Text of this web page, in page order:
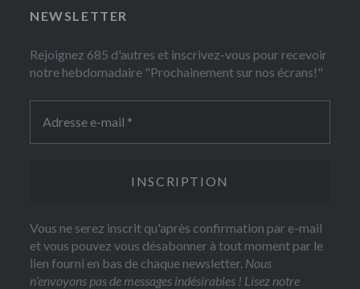
NEWSLETTER
Rejoignez 685 d'autres et inscrivez-vous pour recevoir
notre hebdomadaire "Prochainement sur nos écrans!"
Vous ne serez inscrit qu'après confirmation par e-mail
et vous pouvez vous désabonner à tout moment par le
lien fourni en bas de chaque newsletter. Nous
n’envoyons pas de messages indésirables ! Lisez notre